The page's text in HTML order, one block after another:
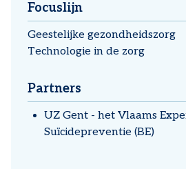
Focuslijn
Geestelijke gezondheidszorg
Technologie in de zorg
Partners
UZ Gent - het Vlaams
Suïcidepreventie (BE)